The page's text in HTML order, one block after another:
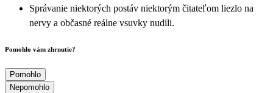
Správanie niektorých postáv niektorým čitateľom liezlo na
nervy a občasné reálne vsuvky nudili.
Pomohlo vám zhrnutie?
Pomohlo
Nepomohlo